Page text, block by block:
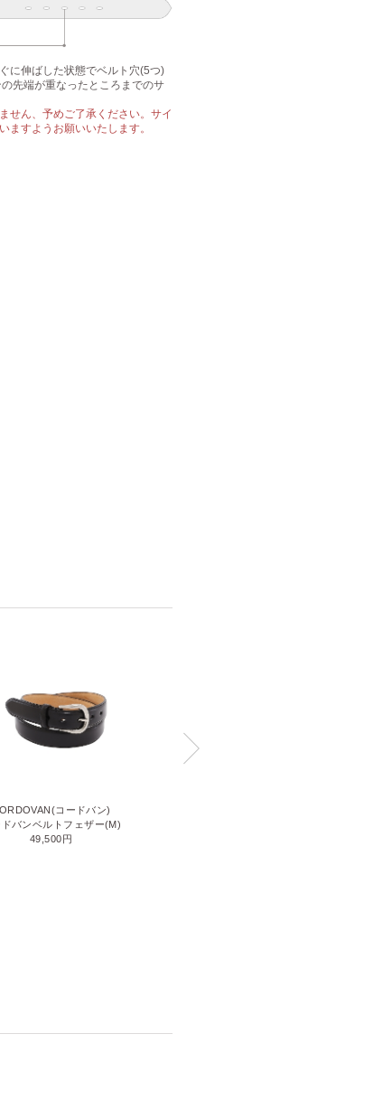
に伸ばした状態でベルト穴(5つ)
先端が重なったところまでのサ
せん、予めご了承ください。サイ
ますようお願いいたします。
コードバン)
ドバンベルトフェザー(M)
49,500円